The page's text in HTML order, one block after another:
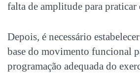
falta de amplitude para praticar
Depois, é necessário
base do movimento funcional
programação adequada do